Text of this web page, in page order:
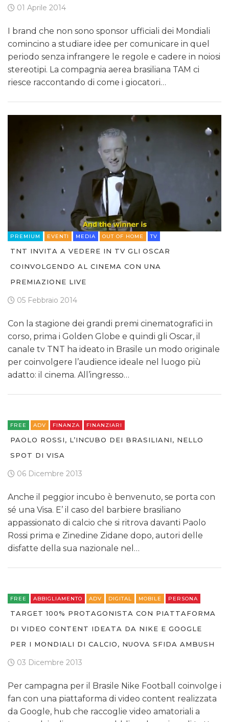
01 Aprile 2014
I brand che non sono sponsor ufficiali dei Mondiali
comincino a studiare idee per comunicare in quel
periodo senza infrangere le regole e cadere in noiosi
stereotipi. La compagnia aerea brasiliana TAM ci
riesce raccontando di come i giocatori…
PREMIUM EVENTI MEDIA OUT OF HOME TV
TNT INVITA A VEDERE IN TV GLI OSCAR
COINVOLGENDO AL CINEMA CON UNA
PREMIAZIONE LIVE
05 Febbraio 2014
Con la stagione dei grandi premi cinematografici in
corso, prima i Golden Globe e quindi gli Oscar, il
canale tv TNT ha ideato in Brasile un modo originale
per coinvolgere l’audience ideale nel luogo più
adatto: il cinema. All’ingresso…
FREE ADV FINANZA FINANZIARI
PAOLO ROSSI, L’INCUBO DEI BRASILIANI, NELLO
SPOT DI VISA
06 Dicembre 2013
Anche il peggior incubo è benvenuto, se porta con
sé una Visa. E’ il caso del barbiere brasiliano
appassionato di calcio che si ritrova davanti Paolo
Rossi prima e Zinedine Zidane dopo, autori delle
disfatte della sua nazionale nel…
FREE ABBIGLIAMENTO ADV DIGITAL MOBILE PERSONA
TARGET 100% PROTAGONISTA CON PIATTAFORMA
DI VIDEO CONTENT IDEATA DA NIKE E GOOGLE
PER I MONDIALI DI CALCIO, NUOVA SFIDA AMBUSH
03 Dicembre 2013
Per campagna per il Brasile Nike Football coinvolge i
fan con una piattaforma di video content realizzata
da Google, hub che raccoglie video amatoriali a